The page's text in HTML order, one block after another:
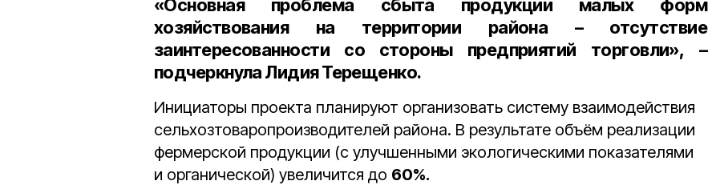
«Основная проблема сбыта продукции малых форм
хозяйствования на территории района – отсутствие
заинтересованности со стороны предприятий торговли», –
подчеркнула Лидия Терещенко.
Инициаторы проекта планируют организовать систему взаимодействия
сельхозтоваропроизводителей района. В результате объём реализации
фермерской продукции (с улучшенными экологическими показателями
и органической) увеличится до 60%.